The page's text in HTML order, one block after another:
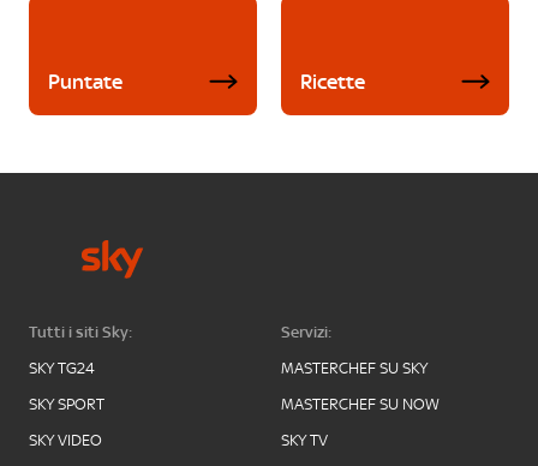
Puntate Ricette
Tutti i siti Sky:
SKY TG24
SKY SPORT
SKY VIDEO
Servizi:
MASTERCHEF SU SKY
MASTERCHEF SU NOW
SKY TV